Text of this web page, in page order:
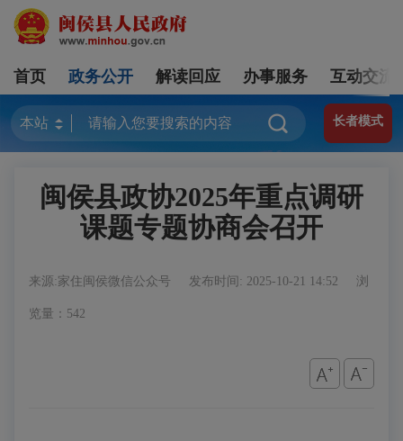
首页 政务公开 解读回应 办事服务 互动交流
长者模式
闽侯县政协2025年重点调研
课题专题协商会召开
来源:家住闽侯微信公众号 发布时间: 2025-10-21 14:52 浏
览量：542